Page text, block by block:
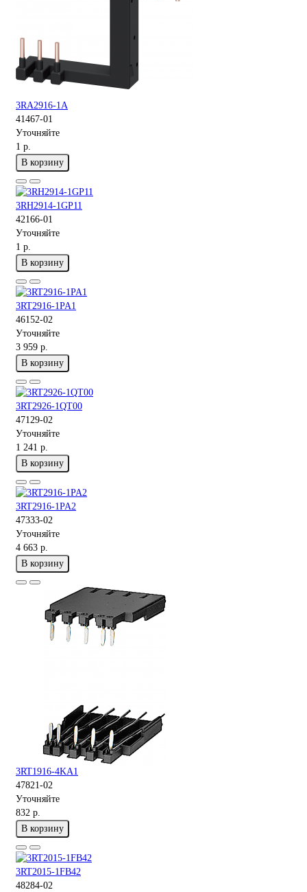
3RA2916-1A
41467-01
Уточняйте
1 р.
В корзину
3RH2914-1GP11
42166-01
Уточняйте
1 р.
В корзину
3RT2916-1PA1
46152-02
Уточняйте
3 959 р.
В корзину
3RT2926-1QT00
47129-02
Уточняйте
1 241 р.
В корзину
3RT2916-1PA2
47333-02
Уточняйте
4 663 р.
В корзину
3RT1916-4KA1
47821-02
Уточняйте
832 р.
В корзину
3RT2015-1FB42
48284-02